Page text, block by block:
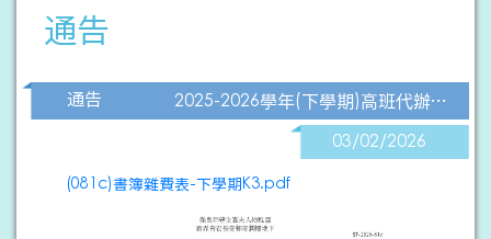
通告
通告
2025-2026學年(下學期)高班代辦書簿雜費表
03/02/2026
(081c)書簿雜費表-下學期K3.pdf